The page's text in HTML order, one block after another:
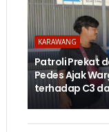
KARAWANG
Patroli Prekat
Pedes Ajak
terhadap C3